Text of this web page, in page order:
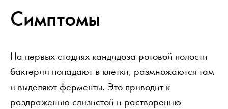
Симптомы
На первых стадиях кандидоза ротовой полости
бактерии попадают в клетки, размножаются там
и выделяют ферменты. Это приводит к
раздражению слизистой и растворению